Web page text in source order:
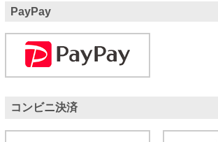
PayPay
コンビニ決済